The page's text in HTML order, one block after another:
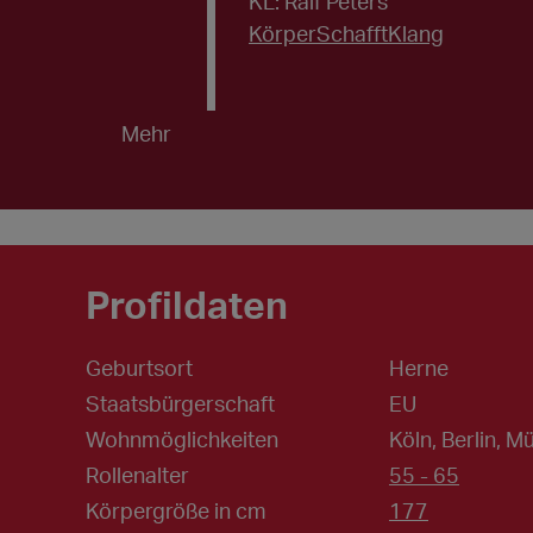
KörperSchafftKlang
Mehr
Profildaten
Geburtsort
Herne
Staatsbürgerschaft
EU
Wohnmöglichkeiten
Köln, Berlin,
Rollenalter
55 - 65
Körpergröße in cm
177